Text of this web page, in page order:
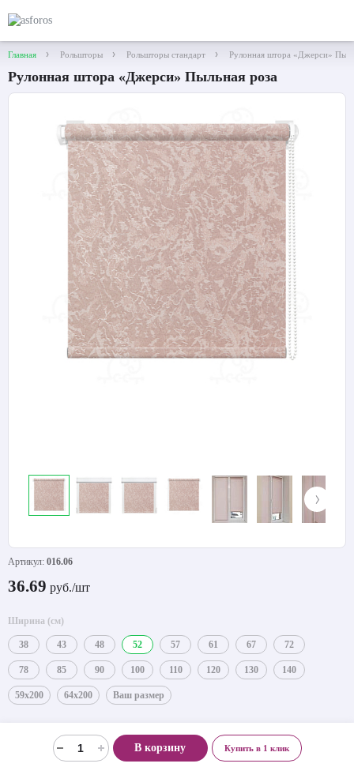
Главная Рольшторы Рольшторы стандарт Рулонная штора «Джерси»
Рулонная штора «Джерси» Пыльная роза
Артикул: 016.06
36.69 руб./шт
Ширина (см)
38 43 48 52 57 61 67 72
78 85 90 100 110 120 130 140
59x200 64x200 Ваш размер
В корзину Купить в 1 клик